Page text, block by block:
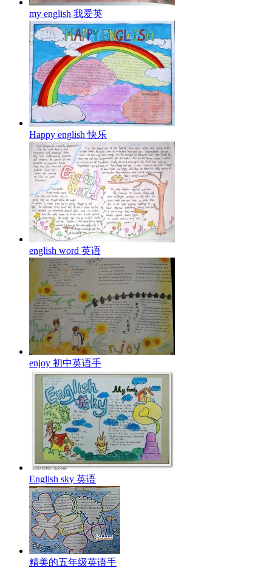
my english 我爱英
Happy english 快乐
english word 英语
enjoy 初中英语手
English sky 英语
精美的五年级英语手